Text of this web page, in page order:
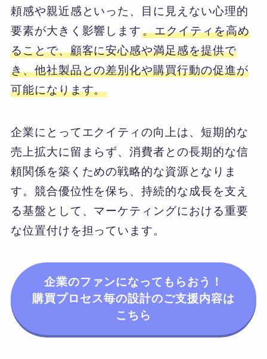
頼感や親近感といった、目に見えない心理的
要素が大きく影響します。エクイティを高め
ることで、顧客に安心感や満足感を提供で
き、他社製品との差別化や購買行動の促進が
可能になります。
企業にとってエクイティの向上は、短期的な
売上拡大に留まらず、消費者との長期的な信
頼関係を築くための戦略的な資源となりま
す。競合優位性を保ち、持続的な成長を支え
る基盤として、マーケティングにおける重要
な位置付けを担っています。
企業のファンになってもらおう！
購買プロセス毎の設計のご支援内容は
こちら